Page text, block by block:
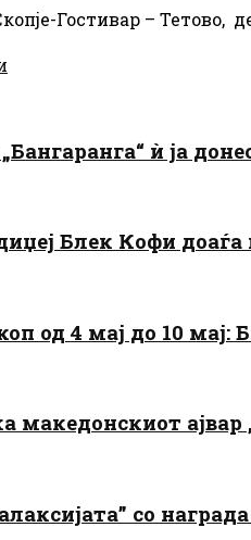
Гостивар – Тетово,
ѝ ја
Блек Кофи доаѓа
од 4 мај до 10
македонскиот
со